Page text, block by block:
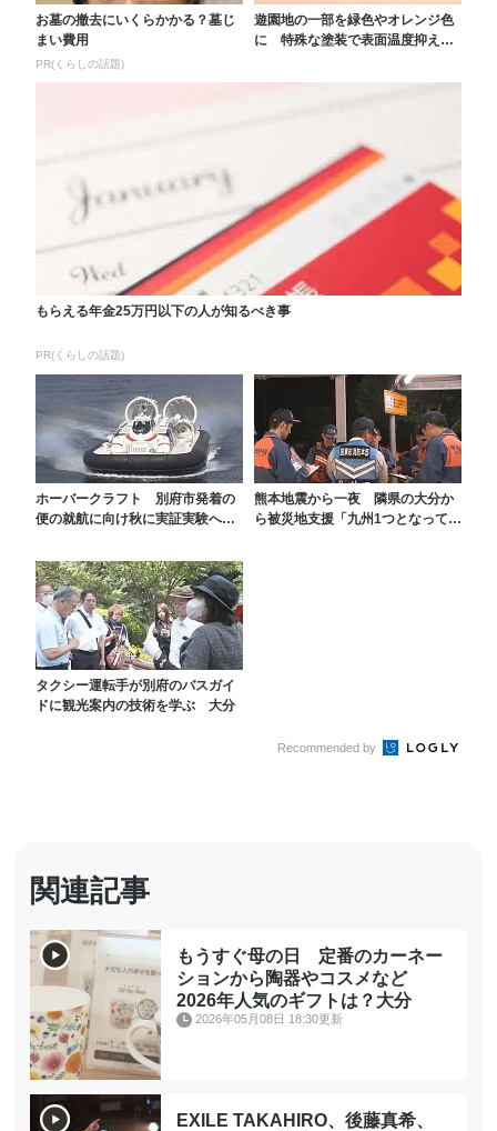
お墓の撤去にいくらかかる？墓じ
まい費用
PR(くらしの話題)
遊園地の一部を緑色やオレンジ色
に 特殊な塗装で表面温度抑える
もらえる年金25万円以下の人が知るべき事
PR(くらしの話題)
ホーバークラフト 別府市発着の
便の就航に向け秋に実証実験へ
熊本地震から一夜 隣県の大分か
ら被災地支援「九州1つとなって」
タクシー運転手が別府のバスガイ
ドに観光案内の技術を学ぶ 大分
Recommended by
関連記事
もうすぐ母の日 定番のカーネー
ションから陶器やコスメなど
2026年人気のギフトは？大分
2026年05月08日 18:30更新
EXILE TAKAHIRO、後藤真希、